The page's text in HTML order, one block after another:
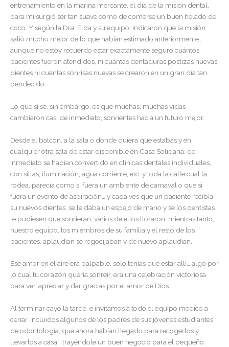
entrenamiento en la marina mercante, el día de la misión dental,
para mi surgió ser tan suave como de comerse un buen helado de
coco. Y según la Dra. Elba y su equipo, indicaron que la misión
salió mucho mejor de lo que habían estimado anteriormente…
aunque no estoy recuerdo estar exactamente seguro cuántos
pacientes fueron atendidos, ni cuántas dentaduras postizas nuevas,
dientes ni cuántas sonrisas nuevas se crearon en un gran día tan
bendecido.
Lo que sí sé, sin embargo, es que muchas, muchas vidas
cambiaron casi de inmediato, sonrientes hacia un futuro mejor.
Desde el balcón, a la sala o donde quiera que estabas y en
cualquier otra sala de estar disponible en Casa Solidaria, de
inmediato se habían convertido en clínicas dentales individuales,
con sillas, iluminación, agua corriente, etc. y toda la calle cual la
rodea, parecía como si fuera un ambiente de carnaval o que si
fuera un evento de aspiración… y cada ves que un paciente recibía
su nuevos dientes, se le daba un espejo de mano y se los dentistas
le pudiesen que sonrieran, varios de ellos lloraron, mientras tanto,
nuestro equipo, los miembros de su familia y el resto de los
pacientes, aplaudían se regocijaban y de nuevo aplaudían.
Ese amor en el aire era palpable, solo tenías que estar allí… algo por
lo cual tu corazón quería sonreír, era una celebración victoriosa
para ver, apreciar y dar gracias por el amor de Dios.
Al terminar cayó la tarde, e invitamos a todo el equipo médico a
cenar, incluidos algunos de los padres de sus jóvenes estudiantes
de odontología, que ahora habían llegado para recogerlos y
llevarlos a casa… trayéndole un buen negocio para el pequeño